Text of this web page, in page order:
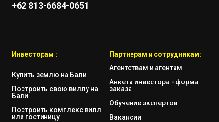
+62 813-6684-0651
Инвесторам :
Купить землю на Бали
Построить свою виллу на
Бали
Построить комплекс вилл
или гостиницу
Партнерам и сотрудникам:
Агентствам и агентам
Анкета инвестора - форма
заказа
Обучение экспертов
Вакансии